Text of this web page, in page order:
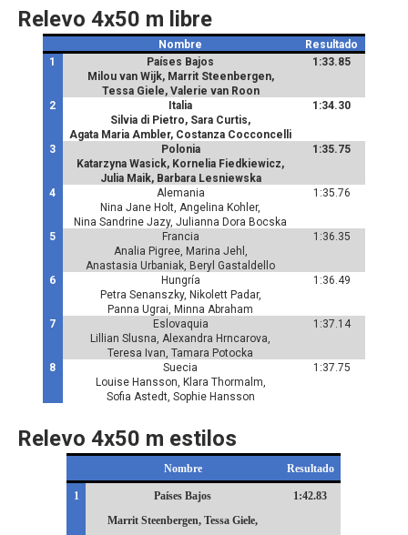
Relevo 4x50 m libre
Nombre
Resultado
1
Países Bajos
Milou van Wijk, Marrit Steenbergen,
Tessa Giele, Valerie van Roon
1:33.85
2
Italia
Silvia di Pietro, Sara Curtis,
Agata Maria Ambler, Costanza Cocconcelli
1:34.30
3
Polonia
Katarzyna Wasick, Kornelia Fiedkiewicz,
Julia Maik, Barbara Lesniewska
1:35.75
4
Alemania
Nina Jane Holt, Angelina Kohler,
Nina Sandrine Jazy, Julianna Dora Bocska
1:35.76
5
Francia
Analia Pigree, Marina Jehl,
Anastasia Urbaniak, Beryl Gastaldello
1:36.35
6
Hungría
Petra Senanszky, Nikolett Padar,
Panna Ugrai, Minna Abraham
1:36.49
7
Eslovaquia
Lillian Slusna, Alexandra Hrncarova,
Teresa Ivan, Tamara Potocka
1:37.14
8
Suecia
Louise Hansson, Klara Thormalm,
Sofia Astedt, Sophie Hansson
1:37.75
Relevo 4x50 m estilos
Nombre Resultado
1
Países Bajos
Marrit Steenbergen, Tessa Giele,
1:42.83